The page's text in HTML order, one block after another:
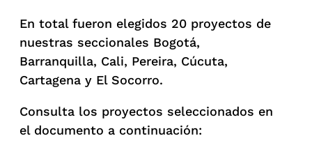
En total fueron elegidos 20 proyectos de
nuestras seccionales Bogotá,
Barranquilla, Cali, Pereira, Cúcuta,
Cartagena y El Socorro.
Consulta los proyectos seleccionados en
el documento a continuación: